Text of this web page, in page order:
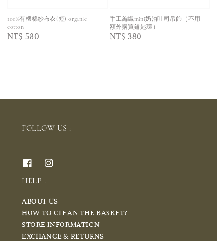
100%有機棉紗布衣(短) organic
cotton
Regular
NT$ 580
手工編織mini奶油吐司吊飾（不用
額外購買鑰匙環）
Regular
NT$ 380
FOLLOW US :
HELP :
ABOUT US
HOW TO CLEAN THE BASKET?
STORE INFORMATION
EXCHANGE & RETURNS